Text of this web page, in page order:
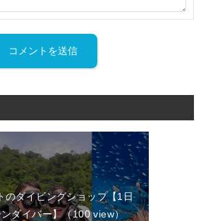
のダイビングショップ【1日
ダイバー】（100 view）